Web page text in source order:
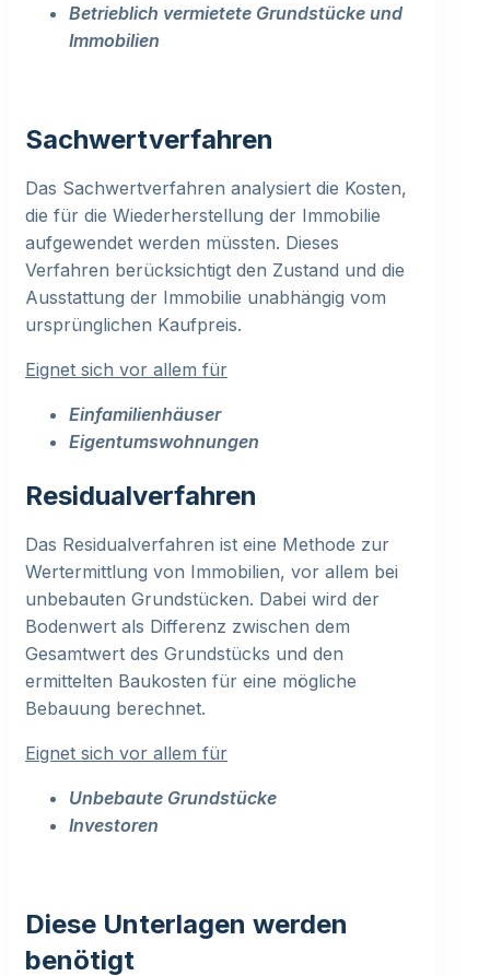
Betrieblich vermietete Grundstücke und
Immobilien
Sachwertverfahren
Das Sachwertverfahren analysiert die Kosten,
die für die Wiederherstellung der Immobilie
aufgewendet werden müssten. Dieses
Verfahren berücksichtigt den Zustand und die
Ausstattung der Immobilie unabhängig vom
ursprünglichen Kaufpreis.
Eignet sich vor allem für
Einfamilienhäuser
Eigentumswohnungen
Residualverfahren
Das Residualverfahren ist eine Methode zur
Wertermittlung von Immobilien, vor allem bei
unbebauten Grundstücken. Dabei wird der
Bodenwert als Differenz zwischen dem
Gesamtwert des Grundstücks und den
ermittelten Baukosten für eine mögliche
Bebauung berechnet.
Eignet sich vor allem für
Unbebaute Grundstücke
Investoren
Diese Unterlagen werden
benötigt